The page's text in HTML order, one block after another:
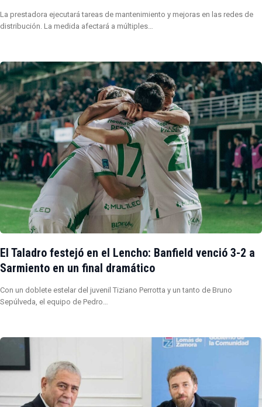
La prestadora ejecutará tareas de mantenimiento y mejoras en las redes de
distribución. La medida afectará a múltiples…
El Taladro festejó en el Lencho: Banfield venció 3-2 a
Sarmiento en un final dramático
Con un doblete estelar del juvenil Tiziano Perrotta y un tanto de Bruno
Sepúlveda, el equipo de Pedro…